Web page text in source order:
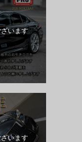
います
います